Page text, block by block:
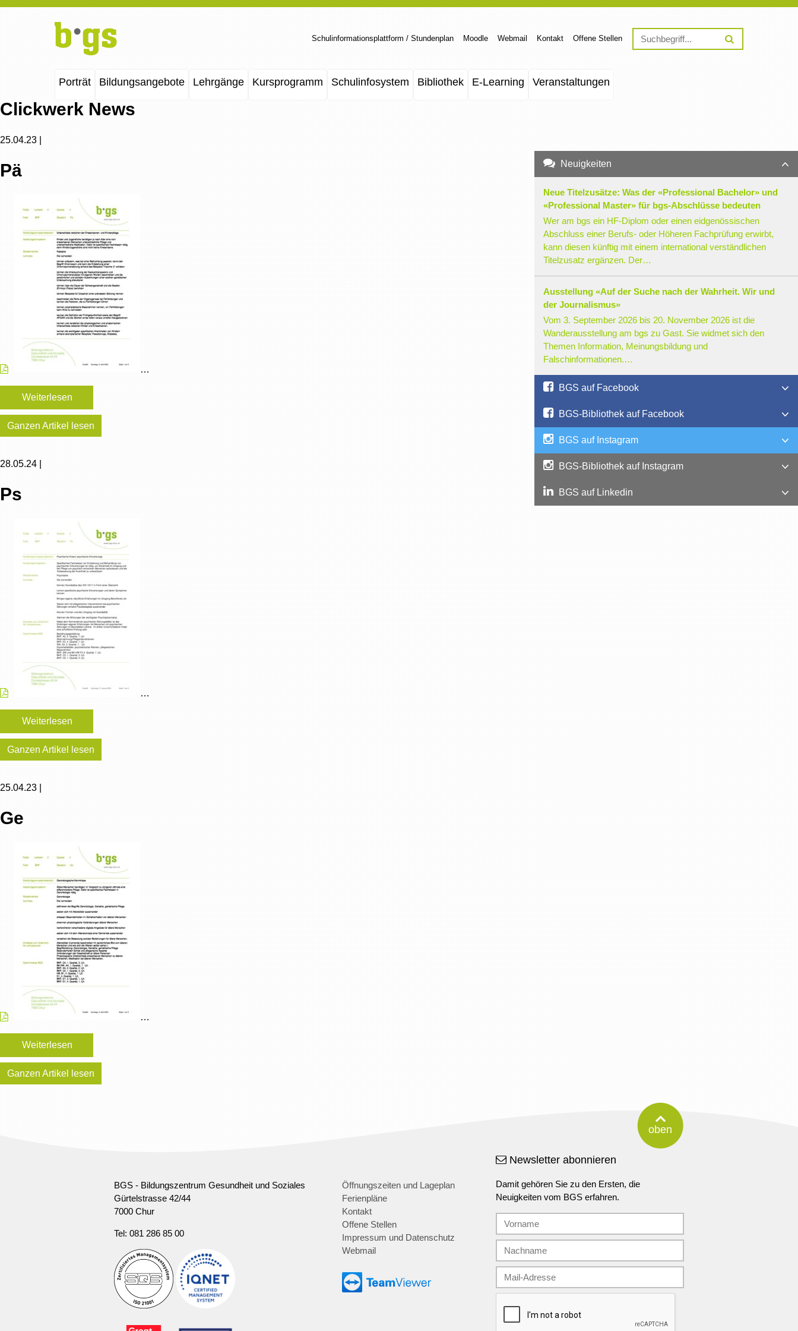
Schulinformationsplattform / Stundenplan Moodle Webmail Kontakt Offene Stellen
Porträt Bildungsangebote Lehrgänge Kursprogramm Schulinfosystem Bibliothek E-Learning Veranstaltungen
Neuigkeiten
Neue Titelzusätze: Was der «Professional Bachelor» und
«Professional Master» für bgs-Abschlüsse bedeuten
Wer am bgs ein HF-Diplom oder einen eidgenössischen
Abschluss einer Berufs- oder Höheren Fachprüfung erwirbt,
kann diesen künftig mit einem international verständlichen
Titelzusatz ergänzen. Der…
Ausstellung «Auf der Suche nach der Wahrheit. Wir und
der Journalismus»
Vom 3. September 2026 bis 20. November 2026 ist die
Wanderausstellung am bgs zu Gast. Sie widmet sich den
Themen Information, Meinungsbildung und
Falschinformationen.…
BGS auf Facebook
BGS-Bibliothek auf Facebook
BGS auf Instagram
BGS-Bibliothek auf Instagram
BGS auf Linkedin
Clickwerk News
25.04.23 |
Pä
…
Weiterlesen
Ganzen Artikel lesen
28.05.24 |
Ps
…
Weiterlesen
Ganzen Artikel lesen
25.04.23 |
Ge
…
Weiterlesen
Ganzen Artikel lesen
oben
BGS - Bildungszentrum Gesundheit und Soziales
Gürtelstrasse 42/44
7000 Chur
Tel: 081 286 85 00
Öffnungszeiten und Lageplan
Ferienpläne
Kontakt
Offene Stellen
Impressum und Datenschutz
Webmail
Newsletter abonnieren
Damit gehören Sie zu den Ersten, die
Neuigkeiten vom BGS erfahren.